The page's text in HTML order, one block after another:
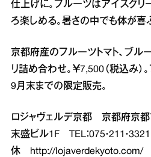
仕上げに。フルーツはアイスクリ
ろ楽しめる。暑さの中でも体が喜
京都府産のフルーツトマト、ブル
リ詰め合わせ。￥7,500（税込み）
9月末までの限定販売。
ロジャヴェルデ京都 京都府京
末盛ビル1F TEL：075・211・
休
http://lojaverdekyoto.com/